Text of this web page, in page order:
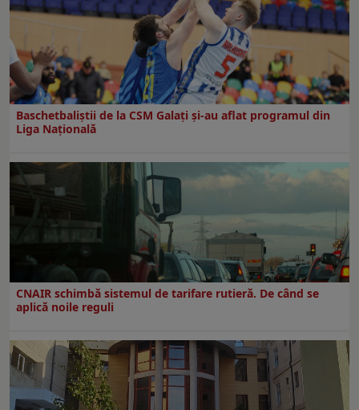
Baschetbaliștii de la CSM Galați și-au aflat programul din
Liga Națională
CNAIR schimbă sistemul de tarifare rutieră. De când se
aplică noile reguli